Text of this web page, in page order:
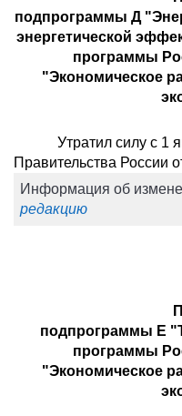
подпрограммы Д
энергетической
программы
"Экономическое
Утратил силу с 1
Правительства России
Информация об
редакцию
подпрограммы Е
программы
"Экономическое